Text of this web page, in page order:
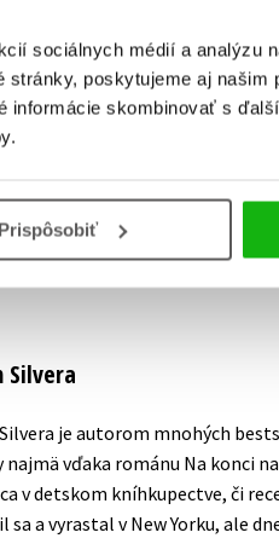
sociálnych médií a analýzu
poskytujeme aj našim
informácie skombinovať s
Prispôsobiť
môžu vkladať len registrovaní
KNIHY
Silvera
je autorom mnohých
najmä vďaka románu Na konci
v detskom kníhkupectve, či
sa a vyrastal v New Yorku, ale